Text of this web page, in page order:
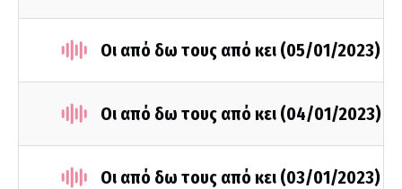
Οι από δω τους από κει (05/01/2023)
Οι από δω τους από κει (04/01/2023)
Οι από δω τους από κει (03/01/2023)